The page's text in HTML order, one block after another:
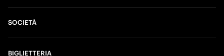
SOCIETÀ
BIGLIETTERIA